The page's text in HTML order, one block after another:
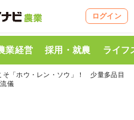
ログイン
業経営 採用・就農 ライフ
そ「ホウ・レン・ソウ」！ 少量多品目
儀